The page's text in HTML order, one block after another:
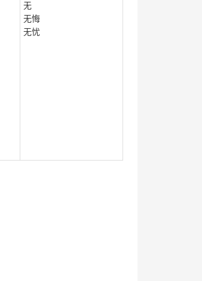
无
无悔
无忧